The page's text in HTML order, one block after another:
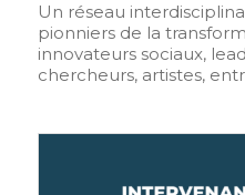
Un réseau
pionniers de la
innovateurs sociaux,
chercheurs, artistes,